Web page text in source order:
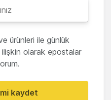
ürünleri ile günlük
olarak epostalar
kaydet